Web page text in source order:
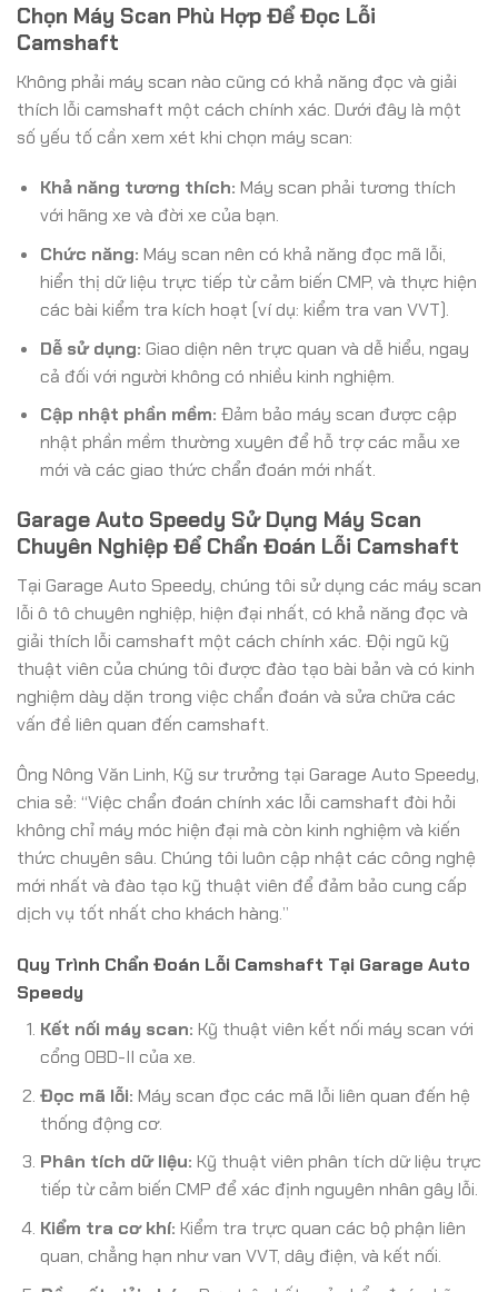
Chọn Máy Scan Phù Hợp Để Đọc Lỗi
Camshaft
Không phải máy scan nào cũng có khả năng đọc và giải
thích lỗi camshaft một cách chính xác. Dưới đây là một
số yếu tố cần xem xét khi chọn máy scan:
Khả năng tương thích: Máy scan phải tương thích
với hãng xe và đời xe của bạn.
Chức năng: Máy scan nên có khả năng đọc mã lỗi,
hiển thị dữ liệu trực tiếp từ cảm biến CMP, và thực hiện
các bài kiểm tra kích hoạt (ví dụ: kiểm tra van VVT).
Dễ sử dụng: Giao diện nên trực quan và dễ hiểu, ngay
cả đối với người không có nhiều kinh nghiệm.
Cập nhật phần mềm: Đảm bảo máy scan được cập
nhật phần mềm thường xuyên để hỗ trợ các mẫu xe
mới và các giao thức chẩn đoán mới nhất.
Garage Auto Speedy Sử Dụng Máy Scan
Chuyên Nghiệp Để Chẩn Đoán Lỗi Camshaft
Tại Garage Auto Speedy, chúng tôi sử dụng các máy scan
lỗi ô tô chuyên nghiệp, hiện đại nhất, có khả năng đọc và
giải thích lỗi camshaft một cách chính xác. Đội ngũ kỹ
thuật viên của chúng tôi được đào tạo bài bản và có kinh
nghiệm dày dặn trong việc chẩn đoán và sửa chữa các
vấn đề liên quan đến camshaft.
Ông Nông Văn Linh, Kỹ sư trưởng tại Garage Auto Speedy,
chia sẻ: “Việc chẩn đoán chính xác lỗi camshaft đòi hỏi
không chỉ máy móc hiện đại mà còn kinh nghiệm và kiến
thức chuyên sâu. Chúng tôi luôn cập nhật các công nghệ
mới nhất và đào tạo kỹ thuật viên để đảm bảo cung cấp
dịch vụ tốt nhất cho khách hàng.”
Quy Trình Chẩn Đoán Lỗi Camshaft Tại Garage Auto
Speedy
Kết nối máy scan: Kỹ thuật viên kết nối máy scan với
cổng OBD-II của xe.
Đọc mã lỗi: Máy scan đọc các mã lỗi liên quan đến hệ
thống động cơ.
Phân tích dữ liệu: Kỹ thuật viên phân tích dữ liệu trực
tiếp từ cảm biến CMP để xác định nguyên nhân gây lỗi.
Kiểm tra cơ khí: Kiểm tra trực quan các bộ phận liên
quan, chẳng hạn như van VVT, dây điện, và kết nối.